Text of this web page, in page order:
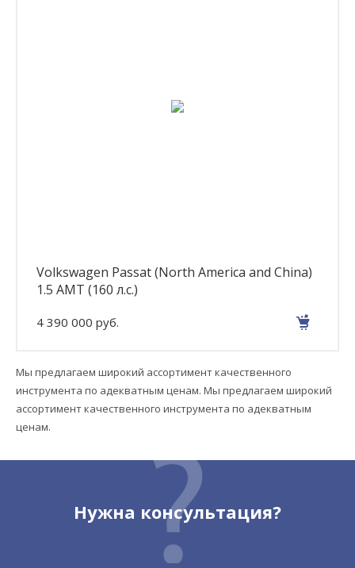
Volkswagen Passat (North America and China)
1.5 AMT (160 л.с.)
4 390 000 руб.
Мы предлагаем широкий ассортимент качественного
инструмента по адекватным ценам. Мы предлагаем широкий
ассортимент качественного инструмента по адекватным
ценам.
Нужна консультация?